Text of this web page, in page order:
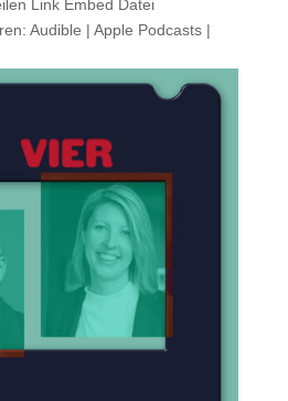
Link Embed Datei
Audible | Apple Podcasts |